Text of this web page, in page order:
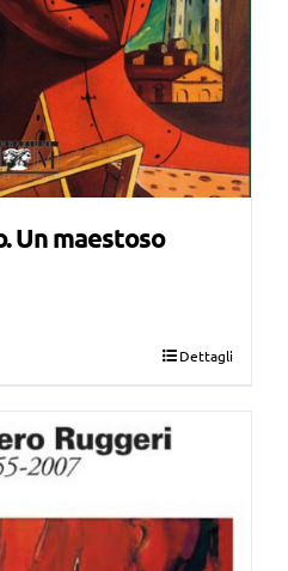
Un maestoso
Dettagli